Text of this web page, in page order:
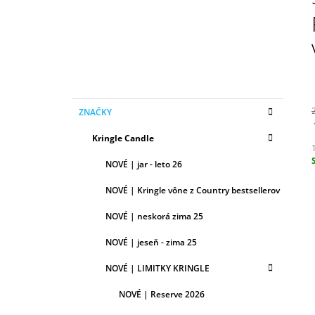
kategórie
K
AZNAČKY
Kringle Candle
NOVÉ | jar - leto 26
NOVÉ | Kringle vône z Country bestsellerov
NOVÉ | neskorá zima 25
NOVÉ | jeseň - zima 25
NOVÉ | LIMITKY KRINGLE
NOVÉ | Reserve 2026